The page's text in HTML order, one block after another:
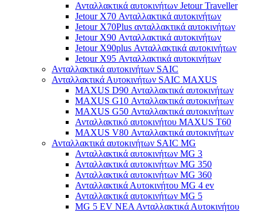
Ανταλλακτικά αυτοκινήτων Jetour Traveller
Jetour X70 Ανταλλακτικά αυτοκινήτων
Jetour X70Plus ανταλλακτικά αυτοκινήτων
Jetour X90 Ανταλλακτικά αυτοκινήτων
Jetour X90plus Ανταλλακτικά αυτοκινήτων
Jetour X95 Ανταλλακτικά αυτοκινήτων
Ανταλλακτικά αυτοκινήτων SAIC
Ανταλλακτικά Αυτοκινήτων SAIC MAXUS
MAXUS D90 Ανταλλακτικά αυτοκινήτων
MAXUS G10 Ανταλλακτικά αυτοκινήτων
MAXUS G50 Ανταλλακτικά αυτοκινήτων
Ανταλλακτικό αυτοκινήτου MAXUS T60
MAXUS V80 Ανταλλακτικά αυτοκινήτων
Ανταλλακτικά αυτοκινήτων SAIC MG
Ανταλλακτικά αυτοκινήτων MG 3
Ανταλλακτικά αυτοκινήτων MG 350
Ανταλλακτικά αυτοκινήτων MG 360
Ανταλλακτικά Αυτοκινήτου MG 4 ev
Ανταλλακτικά αυτοκινήτων MG 5
MG 5 EV ΝΕΑ Ανταλλακτικά Αυτοκινήτου